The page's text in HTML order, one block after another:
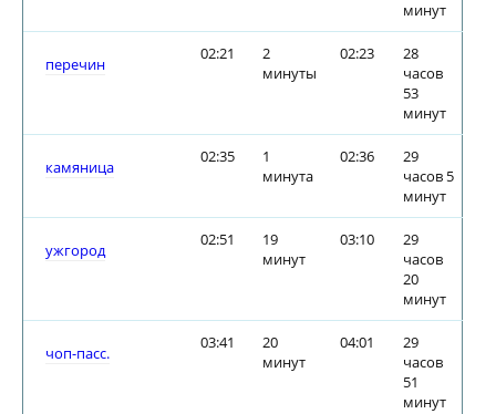
минут
перечин
02:21
2
минуты
02:23
28
часов
53
минут
камяница
02:35
1
минута
02:36
29
часов 5
минут
ужгород
02:51
19
минут
03:10
29
часов
20
минут
чоп-пасс.
03:41
20
минут
04:01
29
часов
51
минут